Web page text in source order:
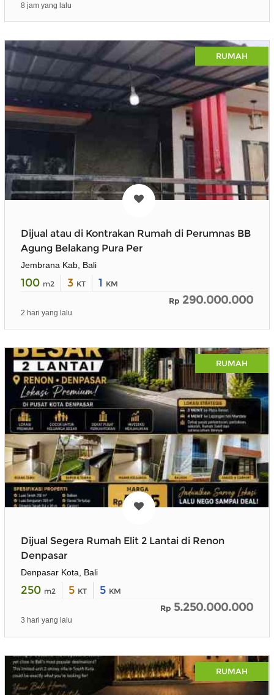
8 jam yang lalu
RUMAH
Dijual atau di Kontrakan Rumah di Perumnas BB
Agung Belakang Pura Per
Jembrana Kab, Bali
100 m2 3 KT 1 KM
Rp 290.000.000
2 hari yang lalu
RUMAH
Dijual Segera Rumah Elit 2 Lantai di Renon
Denpasar
Denpasar Kota, Bali
250 m2 5 KT 5 KM
Rp 5.250.000.000
3 hari yang lalu
RUMAH